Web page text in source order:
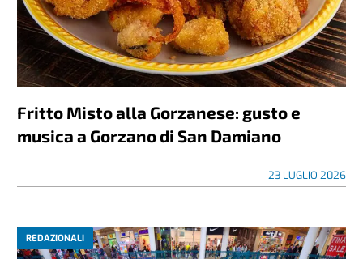
Fritto Misto alla Gorzanese: gusto e
musica a Gorzano di San Damiano
23 LUGLIO 2026
REDAZIONALI